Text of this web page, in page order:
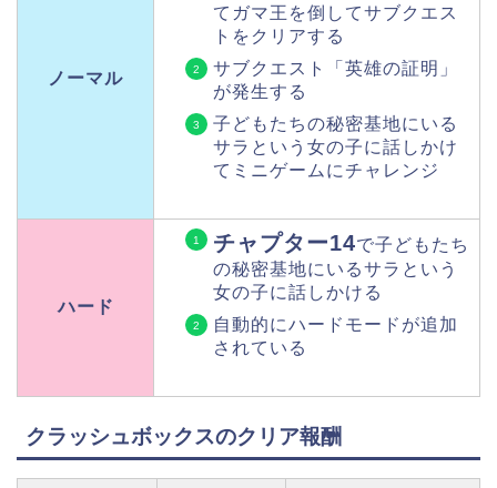
ノーマル
てガマ王を倒してサブクエス
トをクリアする
サブクエスト「英雄の証明」
が発生する
子どもたちの秘密基地にいる
サラという女の子に話しかけ
てミニゲームにチャレンジ
ハード
チャプター14で子どもたち
の秘密基地にいるサラという
女の子に話しかける
自動的にハードモードが追加
されている
クラッシュボックスのクリア報酬